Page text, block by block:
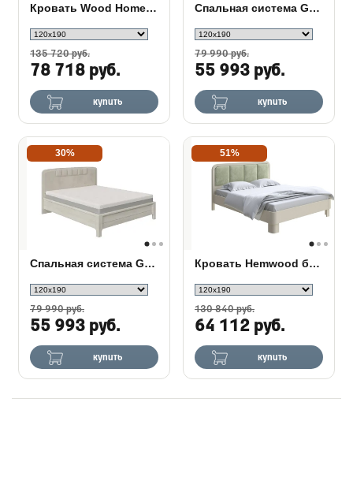
Кровать Wood Home 2 с ПМ
135 720 руб.
78 718 руб.
купить
Спальная система Gatsby Grace дуб
79 990 руб.
55 993 руб.
купить
30%
Спальная система Gatsby Grand дуб
79 990 руб.
55 993 руб.
купить
51%
Кровать Hemwood береза
130 840 руб.
64 112 руб.
купить